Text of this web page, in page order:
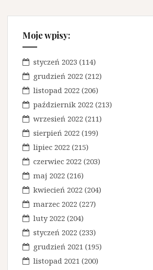
i
Moje wpisy:
styczeń 2023 (114)
grudzień 2022 (212)
listopad 2022 (206)
październik 2022 (213)
wrzesień 2022 (211)
sierpień 2022 (199)
lipiec 2022 (215)
czerwiec 2022 (203)
maj 2022 (216)
kwiecień 2022 (204)
marzec 2022 (227)
luty 2022 (204)
styczeń 2022 (233)
grudzień 2021 (195)
listopad 2021 (200)